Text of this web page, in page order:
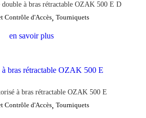
à bras rétractable OZAK 500 E D
Contrôle d'Accès, Tourniquets
en savoir plus
à bras rétractable OZAK 500 E
Contrôle d'Accès, Tourniquets